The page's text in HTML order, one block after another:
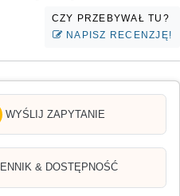
CZY PRZEBYWAŁ TU?
NAPISZ RECENZJĘ!
WYŚLIJ ZAPYTANIE
& DOSTĘPNOŚĆ